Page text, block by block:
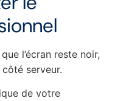
l’écran reste noir,
serveur.
de votre